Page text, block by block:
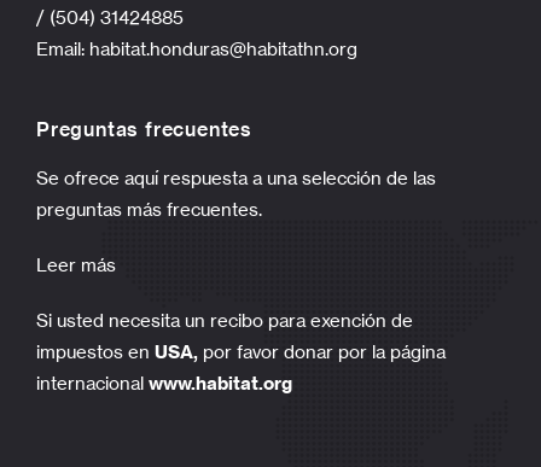
/ (504) 31424885
Email: habitat.honduras@habitathn.org
Preguntas frecuentes
Se ofrece aquí respuesta a una selección de las
preguntas más frecuentes.
Leer más
Si usted necesita un recibo para exención de
impuestos en USA, por favor donar por la página
internacional www.habitat.org